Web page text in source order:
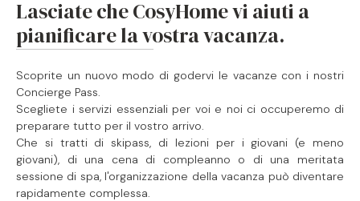
Lasciate che CosyHome vi aiuti a
pianificare la vostra vacanza.
Scoprite un nuovo modo di godervi le vacanze con i nostri
Concierge Pass.
Scegliete i servizi essenziali per voi e noi ci occuperemo di
preparare tutto per il vostro arrivo.
Che si tratti di skipass, di lezioni per i giovani (e meno
giovani), di una cena di compleanno o di una meritata
sessione di spa, l'organizzazione della vacanza può diventare
rapidamente complessa.